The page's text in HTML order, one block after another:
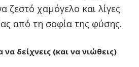
ζεστό χαμόγελο και λίγες
από τη σοφία της φύσης.
να δείχνεις (και να νιώθεις)